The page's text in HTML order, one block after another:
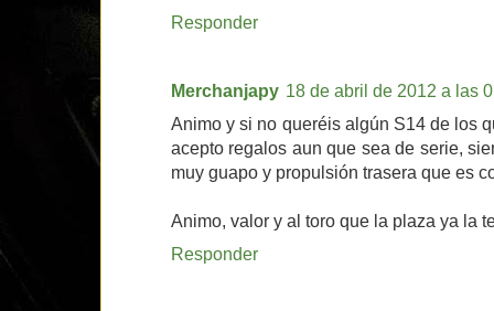
Responder
Merchanjapy 18 de abril de 2012 a las
Animo y si no queréis algún S14 de los
acepto regalos aun que sea de serie,
muy guapo y propulsión trasera que es
Animo, valor y al toro que la plaza ya la
Responder